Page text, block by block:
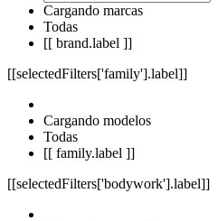
Cargando marcas
Todas
[[ brand.label ]]
[[selectedFilters['family'].label]]
Cargando modelos
Todas
[[ family.label ]]
[[selectedFilters['bodywork'].label]]